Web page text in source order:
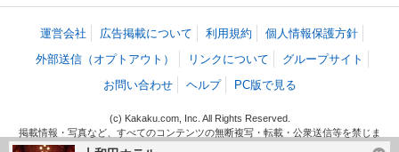
運営会社 広告掲載について 利用規約
個人情報保護方針
外部送信（オプトアウト）
リンクについて
グループサイト
お問い合わせ
ヘルプ PC版で見る
(c) Kakaku.com, Inc. All Rights Reserved.
掲載情報・写真など、すべてのコンテンツの無断複写・転載・公衆送信等を禁じま